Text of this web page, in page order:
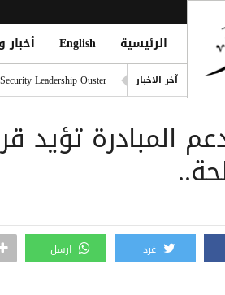
الرئيسية English أخبار
آخر الاخبار
Leadership Ouster
وقف ChatGPT Atlas في 9 أغسطس: دليلك لحفظ بياناتك قبل فوات الأوان
ريال مدريد يضم ديوماندي رسميًا
المبادرة تؤيد
غرد ارسل